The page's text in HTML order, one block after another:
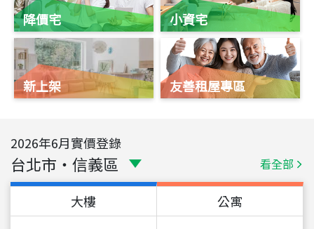
降價宅
新上架
小資宅
友善租屋專區
2026年6月實價登錄
台北市 ・ 信義區 看全部
大樓 公寓